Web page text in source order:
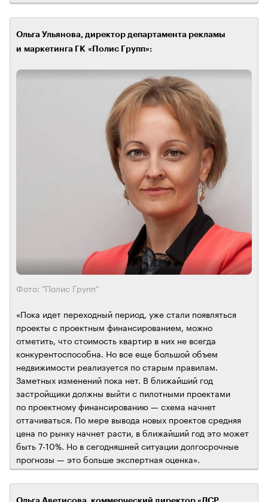
Ольга Ульянова, директор департамента рекламы
и маркетинга ГК «Полис Групп»:
Фото: "Полис Групп"
«Пока идет переходный период, уже стали появляться
проекты с проектным финансированием, можно
отметить, что стоимость квартир в них не всегда
конкурентоспособна. Но все еще большой объем
недвижимости реализуется по старым правилам.
Заметных изменений пока нет. В ближайший год
застройщики должны выйти с пилотными проектами
по проектному финансированию — схема начнет
оттачиваться. По мере вывода новых проектов средняя
цена по рынку начнет расти, в ближайший год это может
быть 7-10%. Но в сегодняшней ситуации долгосрочные
прогнозы — это больше экспертная оценка».